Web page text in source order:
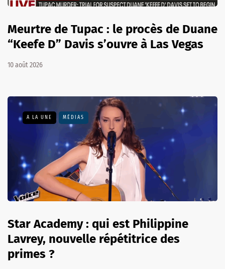
Meurtre de Tupac : le procès de Duane
“Keefe D” Davis s’ouvre à Las Vegas
10 août 2026
A LA UNE MÉDIAS
Star Academy : qui est Philippine
Lavrey, nouvelle répétitrice des
primes ?